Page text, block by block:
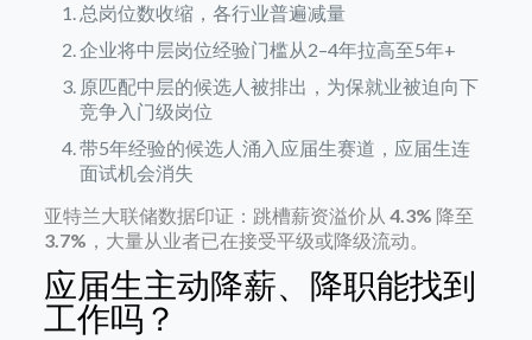
总岗位数收缩，各行业普遍减量
企业将中层岗位经验门槛从2–4年拉高至5年+
原匹配中层的候选人被排出，为保就业被迫向下
竞争入门级岗位
带5年经验的候选人涌入应届生赛道，应届生连
面试机会消失
亚特兰大联储数据印证：跳槽薪资溢价从 4.3% 降至
3.7% ，大量从业者已在接受平级或降级流动。
应届生主动降薪、降职能找到
工作吗？